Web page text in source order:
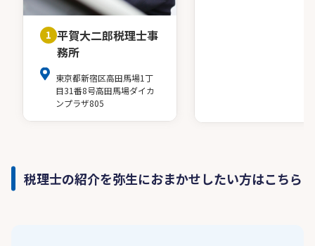
1 平賀大二郎税理士事
務所
東京都新宿区高田馬場1丁
目31番8号高田馬場ダイカ
ンプラザ805
税理士の紹介を弥生におまかせしたい方はこちら